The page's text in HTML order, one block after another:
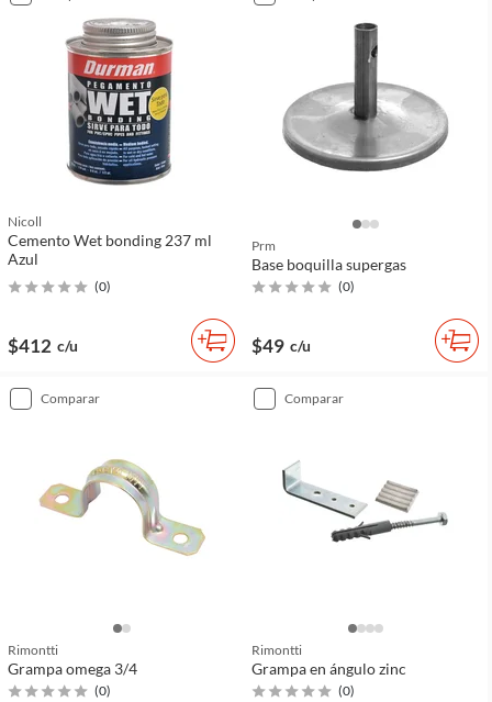
Nicoll
Cemento Wet bonding 237 ml
Azul
(0)
$412 c/u
Prm
Base boquilla supergas
(0)
$49 c/u
comparar
Rimontti
Grampa omega 3/4
(0)
comparar
Rimontti
Grampa en ángulo zinc
(0)